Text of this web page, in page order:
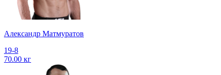
Александр Матмуратов
19-8
70.00 кг